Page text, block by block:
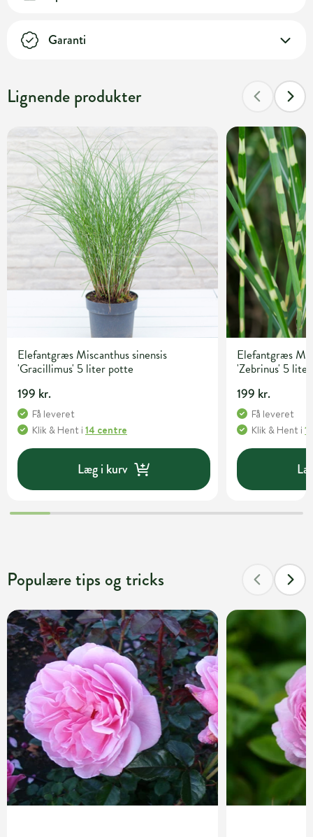
Garanti
Lignende produkter
Elefantgræs Miscanthus sinensis
'Gracillimus' 5 liter potte
199 kr.
Få leveret
Klik & Hent i 14 centre
Læg i kurv
Elefantgræs
'Zebrinus' 5
199 kr.
Få leveret
Klik & Hent i
Populære tips og tricks